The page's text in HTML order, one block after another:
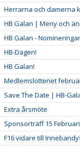
Herrarna och damerna
HB Galan | Meny och
HB Galan -
HB-Dagen!
HB Galan!
Medlemslotteriet
Save The Date | HB-
Extra årsmöte
Sponsorträff 15
F16 vidare till